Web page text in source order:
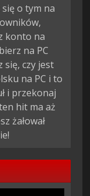
o tym na
konto na
na PC
się, czy jest
na PC i to
i przekonaj
hit ma aż
żałował